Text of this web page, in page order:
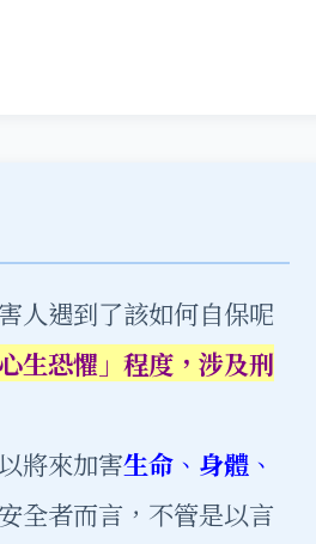
人遇到了該如何自保呢
生恐懼」程度，涉及刑
將來加害生命 、 身體 、
全者而言，不管是以言